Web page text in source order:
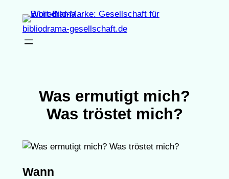
Inhalt
bibliodrama-gesellschaft.de
Was ermutigt mich?
Was tröstet mich?
Wann